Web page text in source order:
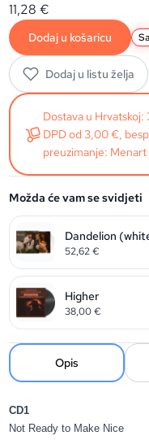
11,28€
Dodaj u košaricu
Dodaj u listu želja
Dostava u
DPD od 3,00 €,
preuzimanje: Menart
Možda će vam se svidjeti
Dandelion
52,62€
Higher
38,00€
Opis
CD1
Not Ready to Make Nice